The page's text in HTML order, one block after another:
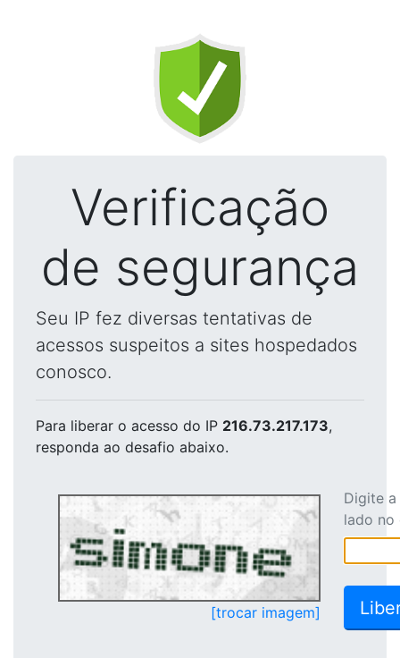
Verificação
de segurança
Seu IP fez diversas tentativas de
acessos suspeitos a sites hospedados
conosco.
Para liberar o acesso do IP 216.73.217.173,
responda ao desafio abaixo.
[trocar imagem]
Digite
lado no